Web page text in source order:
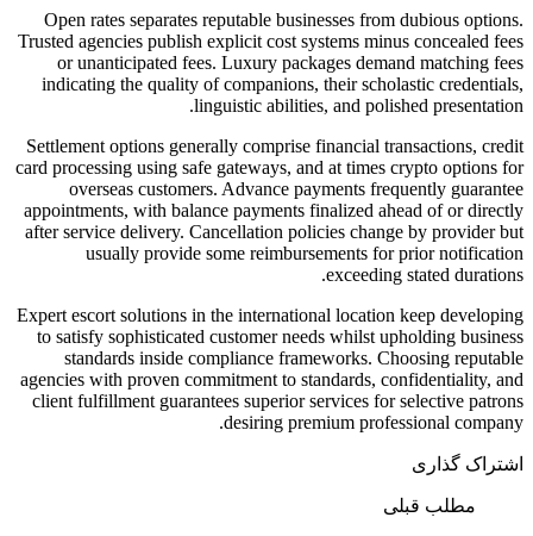
Open rates separates reputable businesses from dubious options.
Trusted agencies publish explicit cost systems minus concealed fees
or unanticipated fees. Luxury packages demand matching fees
indicating the quality of companions, their scholastic credentials,
linguistic abilities, and polished presentation.
Settlement options generally comprise financial transactions, credit
card processing using safe gateways, and at times crypto options for
overseas customers. Advance payments frequently guarantee
appointments, with balance payments finalized ahead of or directly
after service delivery. Cancellation policies change by provider but
usually provide some reimbursements for prior notification
exceeding stated durations.
Expert escort solutions in the international location keep developing
to satisfy sophisticated customer needs whilst upholding business
standards inside compliance frameworks. Choosing reputable
agencies with proven commitment to standards, confidentiality, and
client fulfillment guarantees superior services for selective patrons
desiring premium professional company.
اشتراک گذاری
مطلب قبلی